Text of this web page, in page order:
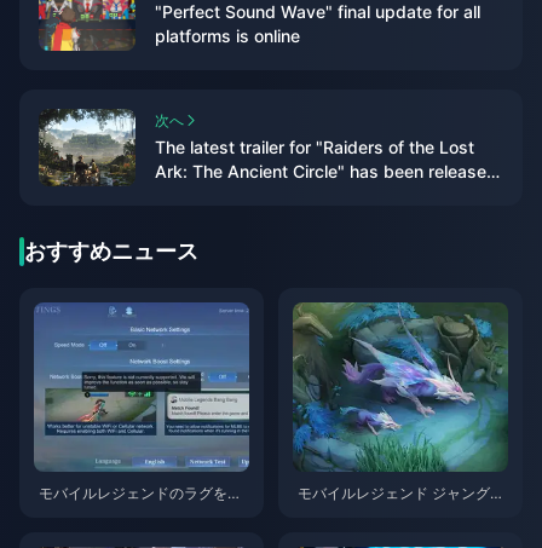
"Perfect Sound Wave" final update for all
platforms is online
次へ
The latest trailer for "Raiders of the Lost
Ark: The Ancient Circle" has been released
おすすめニュース
モバイルレジェンドのラグを解
モバイルレジェンド ジャングル